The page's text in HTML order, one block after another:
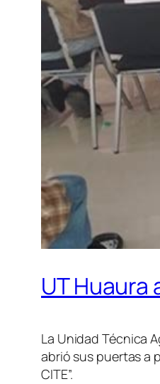
UT
La Unidad Técnica
abrió sus puertas a
CITE”.